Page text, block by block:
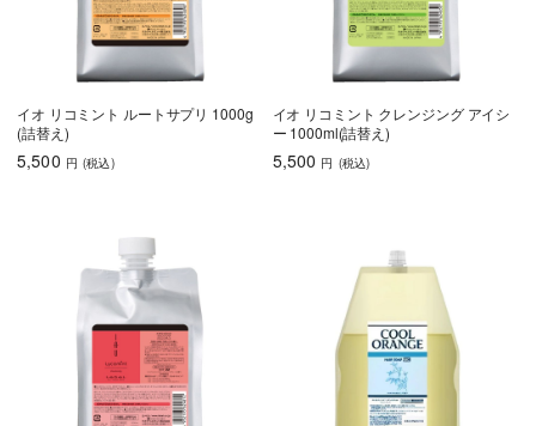
イオ リコミント ルートサプリ 1000g
(詰替え)
5,500 円 (税込)
イオ リコミント クレンジング アイシ
ー 1000ml(詰替え)
5,500 円 (税込)